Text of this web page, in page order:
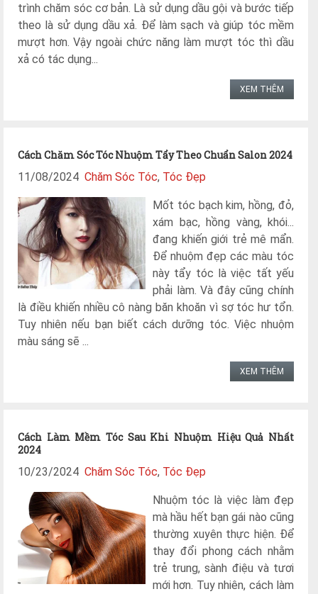
trình chăm sóc cơ bản. Là sử dụng dầu gội và bước tiếp
theo là sử dụng dầu xả. Để làm sạch và giúp tóc mềm
mượt hơn. Vậy ngoài chức năng làm mượt tóc thì dầu
xả có tác dụng...
XEM THÊM
Cách Chăm Sóc Tóc Nhuộm Tẩy Theo Chuẩn Salon 2024
11/08/2024 Chăm Sóc Tóc, Tóc Đẹp
Mốt tóc bạch kim, hồng, đỏ,
xám bạc, hồng vàng, khói...
đang khiến giới trẻ mê mẩn.
Để nhuộm đẹp các màu tóc
này tẩy tóc là việc tất yếu
phải làm. Và đây cũng chính
là điều khiến nhiều cô nàng băn khoăn vì sợ tóc hư tổn.
Tuy nhiên nếu bạn biết cách dưỡng tóc. Việc nhuộm
màu sáng sẽ ...
XEM THÊM
Cách Làm Mềm Tóc Sau Khi Nhuộm Hiệu Quả Nhất
2024
10/23/2024 Chăm Sóc Tóc, Tóc Đẹp
Nhuộm tóc là việc làm đẹp
mà hầu hết bạn gái nào cũng
thường xuyên thực hiện. Để
thay đổi phong cách nhằm
trẻ trung, sành điệu và tươi
mới hơn. Tuy nhiên, cách làm